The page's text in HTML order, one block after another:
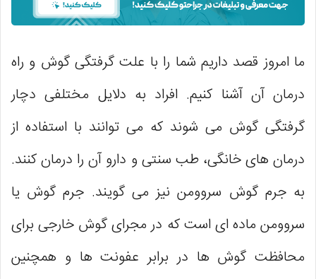
ما امروز قصد داریم شما را با علت گرفتگی گوش و راه
درمان آن آشنا کنیم. افراد به دلایل مختلفی دچار
گرفتگی گوش می شوند که می توانند با استفاده از
درمان های خانگی، طب سنتی و دارو آن را درمان کنند.
به جرم گوش سروومن نیز می گویند. جرم گوش یا
سروومن ماده‌ ای است که در مجرای گوش خارجی برای
محافظت گوش ‌ها در برابر عفونت ‌ها و همچنین